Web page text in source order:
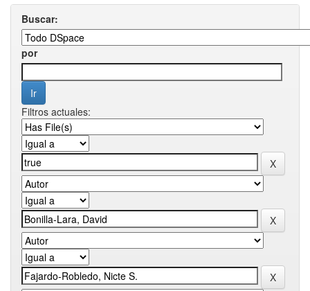
Buscar:
por
Filtros actuales: